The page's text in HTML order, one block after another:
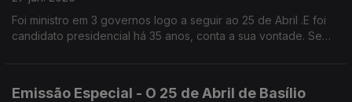
Foi ministro em 3 governos logo a seguir ao 25 de Abril .E foi
candidato presidencial há 35 anos, conta a sua vontade. Se
Emissão Especial - O 25 de Abril de Basílio